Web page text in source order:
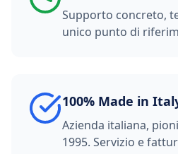
Supporto concreto,
unico punto di
100% Made in
Azienda italiana,
1995. Servizio e